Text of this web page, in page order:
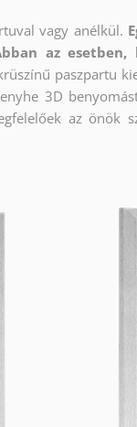
vagy anélkül.
az
paszpartu
3D
az önök